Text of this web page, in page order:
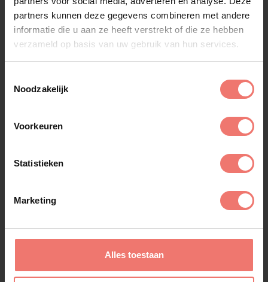
partners kunnen deze gegevens combineren met andere
informatie die u aan ze heeft verstrekt of die ze hebben
verzameld op basis van uw gebruik van hun services.
Noodzakelijk
Voorkeuren
Statistieken
Marketing
Alles toestaan
Jackfire